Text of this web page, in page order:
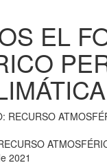
EL
2021